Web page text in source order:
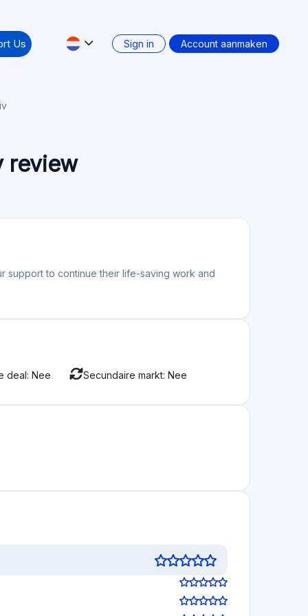
Us Sign in Account aanmaken
review
support to continue their life-saving work and
deal: Nee Secundaire markt: Nee